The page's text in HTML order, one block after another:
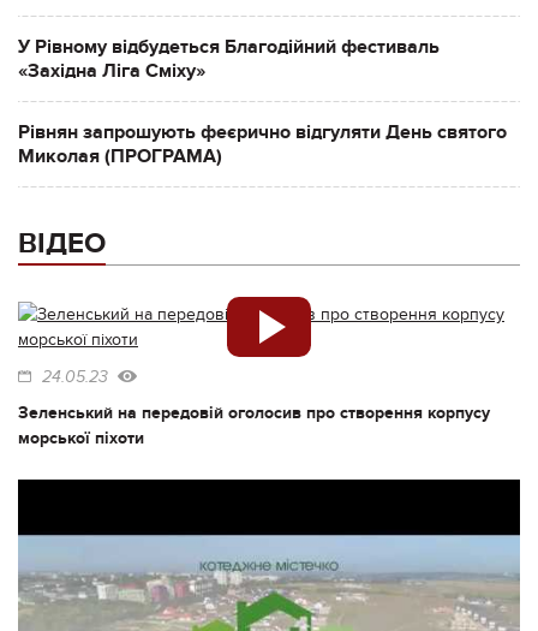
У Рівному відбудеться Благодійний фестиваль
«Західна Ліга Сміху»
Рівнян запрошують феєрично відгуляти День святого
Миколая (ПРОГРАМА)
ВІДЕО
24.05.23
Зеленський на передовій оголосив про створення корпусу
морської піхоти